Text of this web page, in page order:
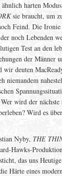
harten
sie braucht, um
Feind. Die
noch Lebenden
Test an den
der Männer
deuten
niemandem
wird der nächste
Wird es
Nyby, THE
Hawks-
das uns
Härte eines